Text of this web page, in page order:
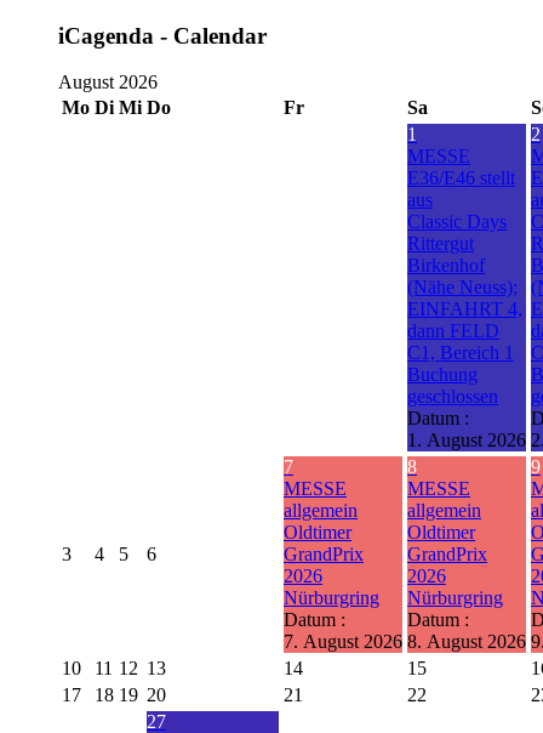
iCagenda - Calendar
August 2026
Mo Di Mi Do Fr Sa
1
MESSE
E36/E46 stellt
aus
Classic Days
Rittergut
Birkenhof
(Nähe Neuss);
EINFAHRT 4,
dann FELD
C1, Bereich 1
Buchung
geschlossen
Datum :
1. August 2026
2
3 4 5 6
7
MESSE
allgemein
Oldtimer
GrandPrix
2026
Nürburgring
Datum :
7. August 2026
8
MESSE
allgemein
Oldtimer
GrandPrix
2026
Nürburgring
Datum :
8. August 2026
9
10
11 12 13 14 15
17
18 19 20 21 22
27